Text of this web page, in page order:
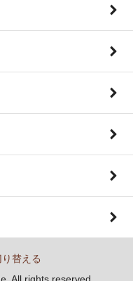
替える
All rights reserved.